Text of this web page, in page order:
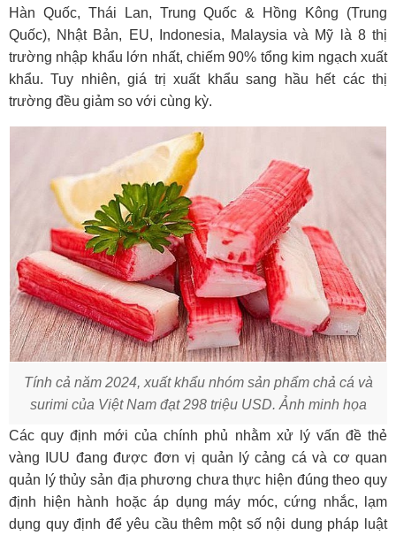
Hàn Quốc, Thái Lan, Trung Quốc & Hồng Kông (Trung
Quốc), Nhật Bản, EU, Indonesia, Malaysia và Mỹ là 8 thị
trường nhập khẩu lớn nhất, chiếm 90% tổng kim ngạch xuất
khẩu. Tuy nhiên, giá trị xuất khẩu sang hầu hết các thị
trường đều giảm so với cùng kỳ.
Tính cả năm 2024, xuất khẩu nhóm sản phẩm chả cá và
surimi của Việt Nam đạt 298 triệu USD. Ảnh minh họa
Các quy định mới của chính phủ nhằm xử lý vấn đề thẻ
vàng IUU đang được đơn vị quản lý cảng cá và cơ quan
quản lý thủy sản địa phương chưa thực hiện đúng theo quy
định hiện hành hoặc áp dụng máy móc, cứng nhắc, lạm
dụng quy định để yêu cầu thêm một số nội dung pháp luật